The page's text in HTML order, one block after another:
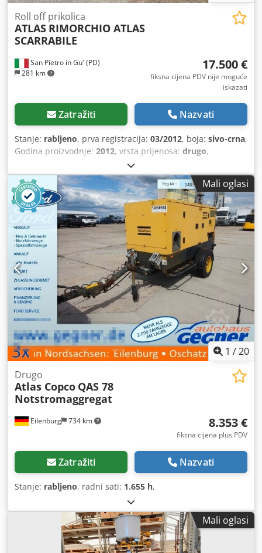
San Pietro in Gu' (PD)
281 km
Roll off prikolica
ATLAS RIMORCHIO ATLAS
SCARRABILE
17.500 €
fiksna cijena PDV nije moguće
iskazati
Zatražiti Nazvati
Stanje: rabljeno, prva registracija: 03/2012, boja: sivo-crna,
Godina proizvodnje: 2012, vrsta prijenosa: drugo,
Mali oglasi
1 /20
Eilenburg 734 km
Drugo
Atlas Copco QAS 78
Notstromaggregat
8.353 €
fiksna cijena plus PDV
Zatražiti Nazvati
Stanje: rabljeno, radni sati: 1.655 h,
Mali oglasi